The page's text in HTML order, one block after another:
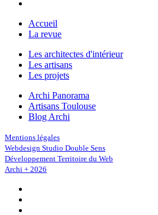
Accueil
La revue
Les architectes d'intérieur
Les artisans
Les projets
Archi Panorama
Artisans Toulouse
Blog Archi
Mentions légales
Webdesign Studio Double Sens
Développement Territoire du Web
Archi + 2026